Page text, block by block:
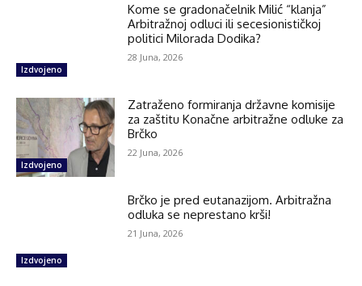
Izdvojeno
Kome se gradonačelnik Milić “klanja”
Arbitražnoj odluci ili secesionističkoj
politici Milorada Dodika?
28 Juna, 2026
Izdvojeno
Zatraženo formiranja državne komisije
za zaštitu Konačne arbitražne odluke za
Brčko
22 Juna, 2026
Izdvojeno
Brčko je pred eutanazijom. Arbitražna
odluka se neprestano krši!
21 Juna, 2026